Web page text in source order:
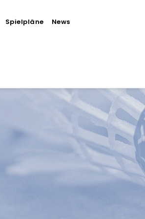
Spielpläne News